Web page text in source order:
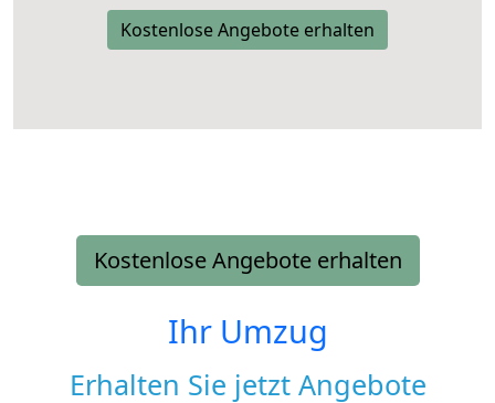
Kostenlose Angebote erhalten
Kostenlose Angebote erhalten
Ihr Umzug
Erhalten Sie jetzt Angebote